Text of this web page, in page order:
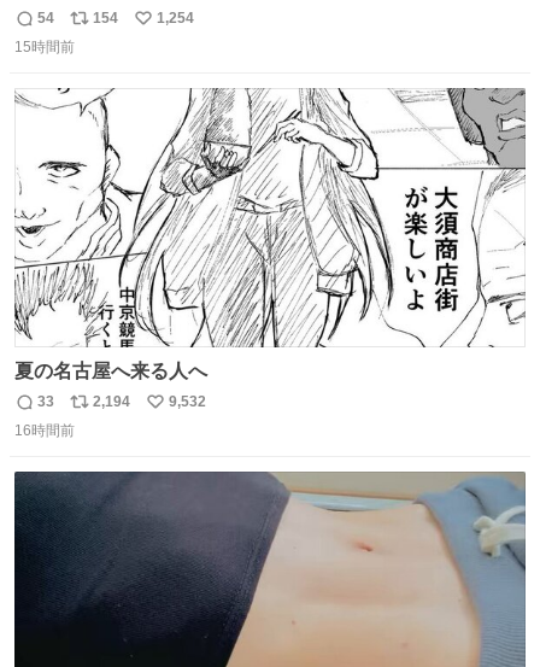
島
返
信
54
リ
ポ
ト
154
い
1,254
15時間前
夏の名古屋へ来る人へ
返
信
33
リ
ポ
2,194
い
9,532
16時間前